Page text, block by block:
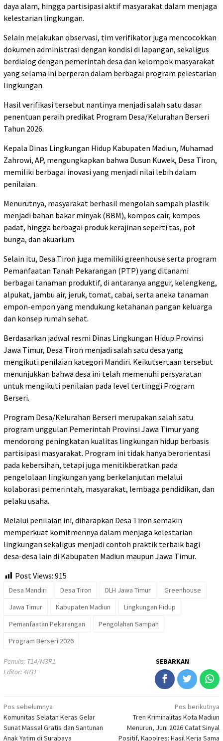
daya alam, hingga partisipasi aktif masyarakat dalam menjaga
kelestarian lingkungan.
Selain melakukan observasi, tim verifikator juga mencocokkan
dokumen administrasi dengan kondisi di lapangan, sekaligus
berdialog dengan pemerintah desa dan kelompok masyarakat
yang selama ini berperan dalam berbagai program pelestarian
lingkungan.
Hasil verifikasi tersebut nantinya menjadi salah satu dasar
penentuan peraih predikat Program Desa/Kelurahan Berseri
Tahun 2026.
Kepala Dinas Lingkungan Hidup Kabupaten Madiun, Muhamad
Zahrowi, AP, mengungkapkan bahwa Dusun Kuwek, Desa Tiron,
memiliki berbagai inovasi yang menjadi nilai lebih dalam
penilaian.
Menurutnya, masyarakat berhasil mengolah sampah plastik
menjadi bahan bakar minyak (BBM), kompos cair, kompos
padat, hingga berbagai produk kerajinan seperti tas, pot
bunga, dan akuarium.
Selain itu, Desa Tiron juga memiliki greenhouse serta program
Pemanfaatan Tanah Pekarangan (PTP) yang ditanami
berbagai tanaman produktif, di antaranya anggur, kelengkeng,
alpukat, jambu air, jeruk, tomat, cabai, serta aneka tanaman
empon-empon yang mendukung ketahanan pangan keluarga
dan konsep rumah sehat.
Berdasarkan jadwal resmi Dinas Lingkungan Hidup Provinsi
Jawa Timur, Desa Tiron menjadi salah satu desa yang
mengikuti penilaian kategori Mandiri. Keikutsertaan tersebut
menunjukkan bahwa desa ini telah memenuhi persyaratan
untuk mengikuti penilaian pada level tertinggi Program
Berseri.
Program Desa/Kelurahan Berseri merupakan salah satu
program unggulan Pemerintah Provinsi Jawa Timur yang
mendorong peningkatan kualitas lingkungan hidup berbasis
partisipasi masyarakat. Program ini tidak hanya berorientasi
pada kebersihan, tetapi juga menitikberatkan pada
pengelolaan lingkungan yang berkelanjutan melalui
kolaborasi pemerintah, masyarakat, lembaga pendidikan, dan
pelaku usaha.
Melalui penilaian ini, diharapkan Desa Tiron semakin
memperkuat komitmennya dalam menjaga kelestarian
lingkungan sekaligus menjadi contoh praktik terbaik bagi
desa-desa lain di Kabupaten Madiun maupun Jawa Timur.
Post Views: 915
Desa Mandiri Desa Tiron DLH Jawa Timur
Greenhouse
Jawa Timur
Kabupaten Madiun
Lingkungan Hidup
Pemanfaatan Pekarangan
Pengolahan Sampah
Program Berseri 2026
Penulis: T14/M3R1
Editor: 4R1F
SEBARKAN
Navigasi
pos
Pos sebelumnya
Komunitas Selatan Keras Gelar
Sunat Massal Gratis dan Santunan
Anak Yatim di Surabaya
Pos berikutnya
Tren Kriminalitas Kota Madiun
Menurun, Juni 2026 Catat Sinyal
Positif, Kapolres: Hasil Kerja Sama